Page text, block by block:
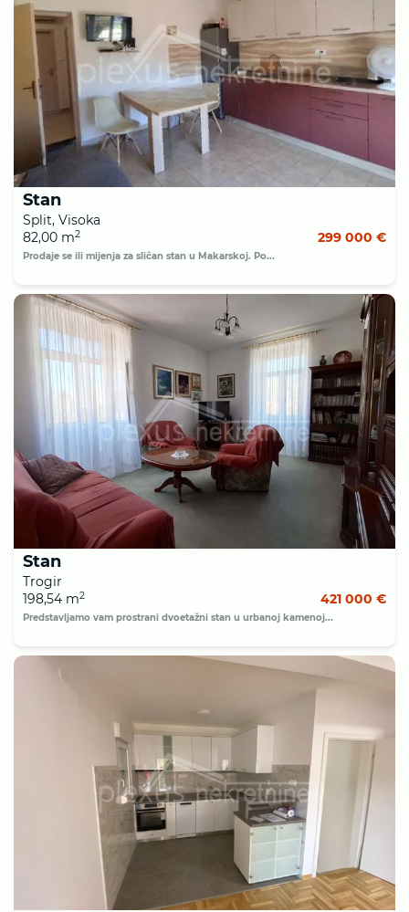
Stan
Split, Visoka
82,00 m2 299 000 €
Prodaje se ili mijenja za sličan stan u Makarskoj. Po...
Stan
Trogir
198,54 m2 421 000 €
Predstavljamo vam prostrani dvoetažni stan u urbanoj kamenoj...